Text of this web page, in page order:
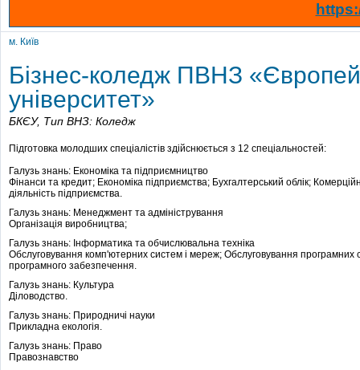
м. Київ
Бізнес-коледж ПВНЗ
університет»
БКЄУ, Тип ВНЗ: Коледж
Підготовка молодших спеціалістів здійснюється з 12 спеціальностей:
Галузь знань: Економіка та підприємництво
Фінанси та кредит; Економіка підприємства; Бухгалтерський облік;
діяльність підприємства.
Галузь знань: Менеджмент та адміністрування
Організація виробництва;
Галузь знань: Інформатика та обчислювальна техніка
Обслуговування комп'ютерних систем і мереж; Обслуговування програмних
програмного забезпечення.
Галузь знань: Культура
Діловодство.
Галузь знань: Природничі науки
Прикладна екологія.
Галузь знань: Право
Правознавство